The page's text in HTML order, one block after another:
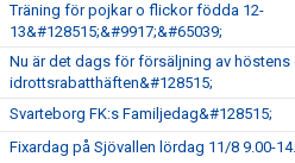
Träning för pojkar o flickor födda 12-
13&#128515;&#9917;&#65039;
Nu är det dags för försäljning av höstens
idrottsrabatthäften&#128515;
Svarteborg FK:s Familjedag&#128515;
Fixardag på Sjövallen lördag 11/8 9.00-